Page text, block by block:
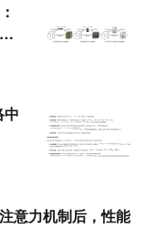
中
意力机制后，性能